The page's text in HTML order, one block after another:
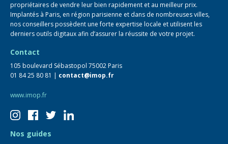
propriétaires de vendre leur bien rapidement et au meilleur prix.
Implantés à Paris, en région parisienne et dans de nombreuses villes,
nos conseillers possèdent une forte expertise locale et utilisent les
derniers outils digitaux afin d’assurer la réussite de votre projet.
Contact
105 boulevard Sébastopol 75002 Paris
01 84 25 80 81 | contact@imop.fr
www.imop.fr
Nos guides